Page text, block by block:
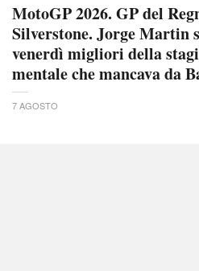
MotoGP 2026. GP del
Silverstone. Jorge Martin
venerdì migliori della
mentale che mancava da
7 AGOSTO